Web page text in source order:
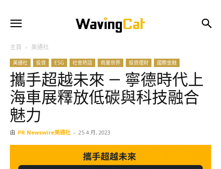
主頁 美通社
美通社 投資 ESG 社會熱話 商業世界 投資理財 國際金融
攜手超越未來 — 寧德時代上
海車展釋放低碳與科技融合
魅力
由 PR Newswire美通社 - 25 4 月, 2023